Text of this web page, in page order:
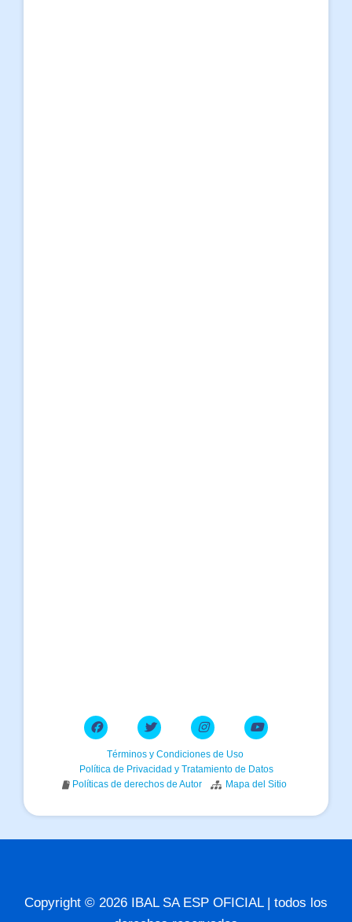
Términos y Condiciones de Uso
Política de Privacidad y Tratamiento de Datos
Políticas de derechos de Autor
Mapa del Sitio
Copyright © 2026 IBAL SA ESP OFICIAL | todos los